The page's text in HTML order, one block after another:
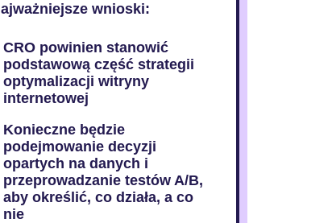
wnioski:
CRO powinien stanowić
podstawową część strategii
optymalizacji witryny
internetowej
Konieczne będzie
podejmowanie decyzji
opartych na danych i
przeprowadzanie testów A/B,
aby określić, co działa, a co
nie